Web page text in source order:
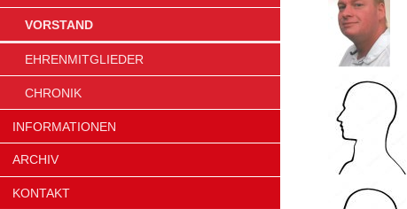
VORSTAND
EHRENMITGLIEDER
CHRONIK
INFORMATIONEN
ARCHIV
KONTAKT